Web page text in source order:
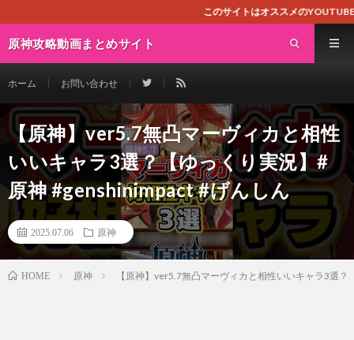
このサイトはオススメのYOUTUBE動画を紹介
原神攻略動画まとめサイト
ホーム お問い合わせ
【原神】ver5.7無凸マーヴィカと相性
いいキャラ3選？【ゆっくり実況】#
原神 #genshinimpact #げんしん
2025.07.06 原神
HOME 原神 【原神】ver5.7無凸マーヴィカと相性いいキャラ3選